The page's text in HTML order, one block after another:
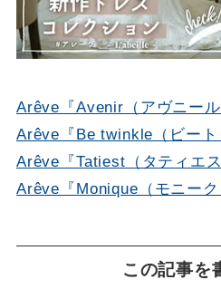
Arêve『Avenir（アヴニール
Arêve『Be twinkle（ビート
Arêve『Tatiest（タティエス
Arêve『Monique（モニーク
この記事を